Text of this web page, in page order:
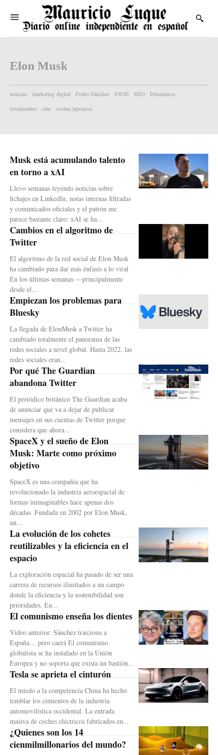
Elon Musk
noticias marketing digital Pedro Sánchez PSOE SEO
Dinamarca
restaurantes
cine cocina japonesa
Musk está acumulando talento
en torno a xAI
Llevo semanas leyendo noticias sobre
fichajes en LinkedIn, notas internas filtradas
y comunicados oficiales y el patrón me
parece bastante claro: xAI se ha...
Cambios en el algoritmo de
Twitter
El algoritmo de la red social de Elon Musk
ha cambiado para dar más énfasis a lo viral
En los últimas semanas —principalmente
desde el...
Empiezan los problemas para
Bluesky
La llegada de ElonMusk a Twitter ha
cambiado totalmente el panorama de las
redes sociales a nivel global. Hasta 2022, las
redes sociales eran...
Por qué The Guardian
abandona Twitter
El periódico británico The Guardian acaba
de anunciar que va a dejar de publicar
mensajes en sus cuentas de Twitter porque
considera que ahora...
SpaceX y el sueño de Elon
Musk: Marte como próximo
objetivo
SpaceX es una compañía que ha
revolucionado la industria aeroespacial de
formas inimaginables hace apenas dos
décadas. Fundada en 2002 por Elon Musk,
un...
La evolución de los cohetes
reutilizables y la eficiencia en el
espacio
La exploración espacial ha pasado de ser una
carrera de recursos ilimitados a un campo
donde la eficiencia y la sostenibilidad son
prioridades. En...
El comunismo enseña los dientes
Vídeo anterior: Sánchez traiciona a
España… pero caerá El comunismo
globalista se ha instalado en la Unión
Europea y no soporta que exista un bastión...
Tesla se aprieta el cinturón
El miedo a la competencia China ha hecho
temblar los cimientos de la industria
automovilística occidental. La entrada
masiva de coches eléctricos fabricados en...
¿Quienes son los 14
cienmilmillonarios del mundo?